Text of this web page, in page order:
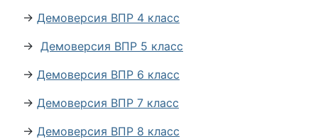
→ Демоверсия ВПР 4 класс
→ Демоверсия ВПР 5 класс
→ Демоверсия ВПР 6 класс
→ Демоверсия ВПР 7 класс
→ Демоверсия ВПР 8 класс